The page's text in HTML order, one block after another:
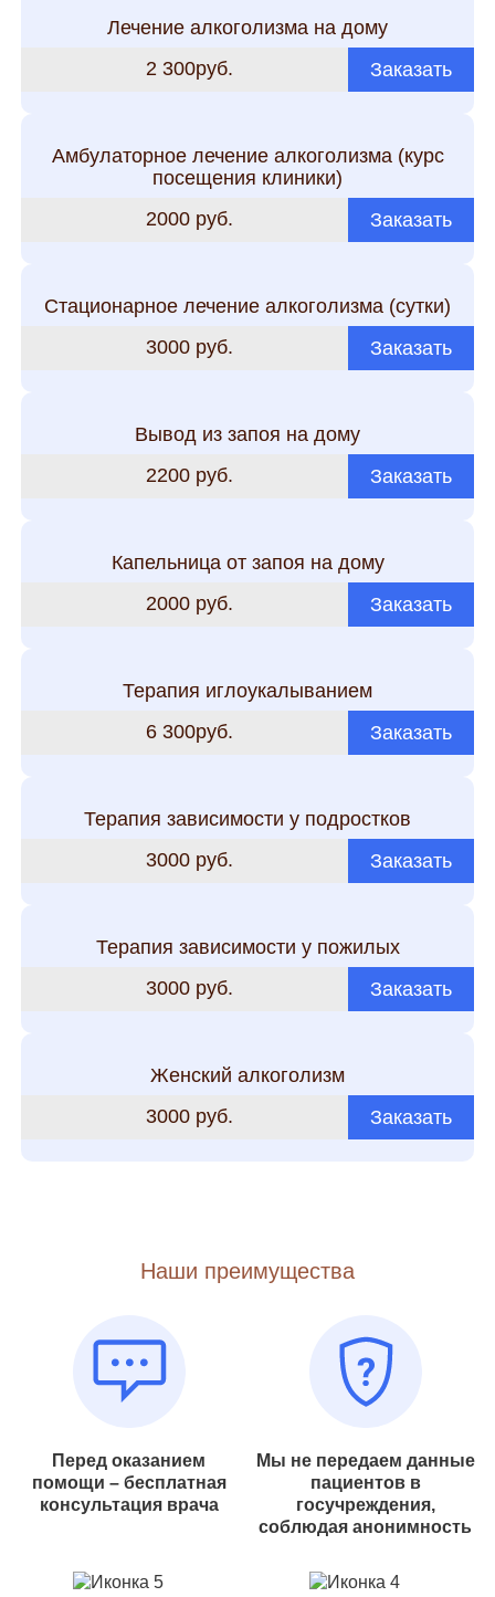
Лечение алкоголизма на дому
2 300руб.
Заказать
Амбулаторное лечение алкоголизма (курс
посещения клиники)
2000 руб.
Заказать
Стационарное лечение алкоголизма (сутки)
3000 руб.
Заказать
Вывод из запоя на дому
2200 руб.
Заказать
Капельница от запоя на дому
2000 руб.
Заказать
Терапия иглоукалыванием
6 300руб.
Заказать
Терапия зависимости у подростков
3000 руб.
Заказать
Терапия зависимости у пожилых
3000 руб.
Заказать
Женский алкоголизм
3000 руб.
Заказать
Наши преимущества
Перед оказанием
помощи – бесплатная
консультация врача
Мы не передаем данные
пациентов в
госучреждения,
соблюдая анонимность